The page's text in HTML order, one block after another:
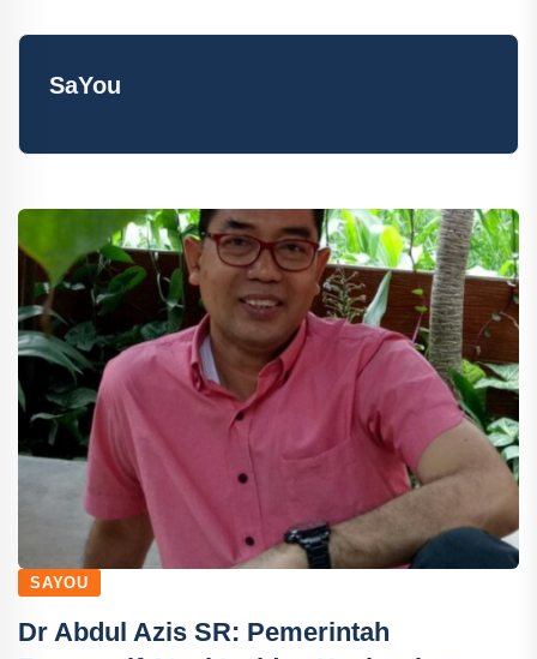
SaYou
SAYOU
Dr Abdul Azis SR: Pemerintah